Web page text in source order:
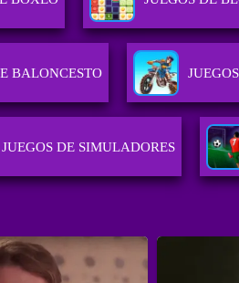
BALONCESTO
JUEGOS DE SIMULADORES